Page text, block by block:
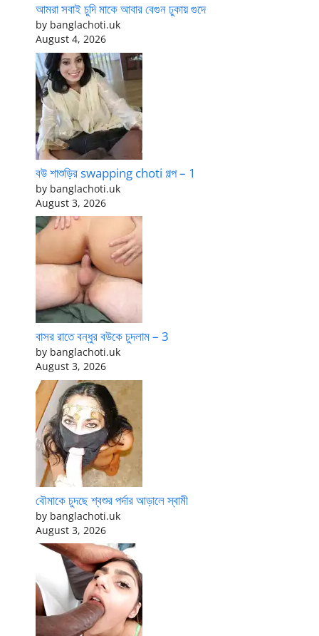
আমরা সবাই চুদি মাকে আবার বেগুন ঢুকায় গুদে
by banglachoti.uk
August 4, 2026
বউ শাশুড়ির swapping choti গল্প – 1
by banglachoti.uk
August 3, 2026
বাসর রাতে বন্ধুর বউকে চুদলাম – 3
by banglachoti.uk
August 3, 2026
বৌমাকে চুদছে শ্বশুর পর্দার আড়ালে স্বামী
by banglachoti.uk
August 3, 2026